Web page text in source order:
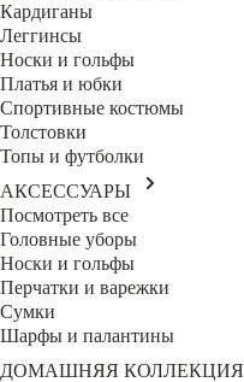
Кардиганы
Леггинсы
Носки и гольфы
Платья и юбки
Спортивные костюмы
Толстовки
Топы и футболки
АКСЕССУАРЫ
Посмотреть все
Головные уборы
Носки и гольфы
Перчатки и варежки
Сумки
Шарфы и палантины
ДОМАШНЯЯ КОЛЛЕКЦИЯ